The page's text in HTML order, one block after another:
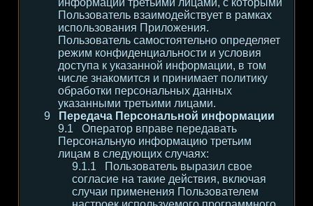
информации третьими лицами, с которыми
Пользователь взаимодействует в рамках
использования Приложения.
Пользователь самостоятельно определяет
режим конфиденциальности и условия
доступа к указанной информации, в том
числе знакомится и принимает политику
обработки персональных данных
указанными третьими лицами.
Передача Персональной информации
Оператор вправе передавать
Персональную информацию третьим
лицам в следующих случаях:
Пользователь выразил свое
согласие на такие действия, включая
случаи применения Пользователем